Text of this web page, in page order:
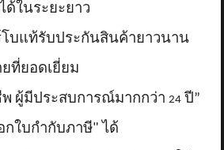
ด้ในระยะยาว
โบแท้รับประกันสินค้ายาวนาน
ที่ยอดเยี่ยม
พ ผู้มีประสบการณ์มากกว่า24 ปี”
กใบกำกับภาษี" ได้